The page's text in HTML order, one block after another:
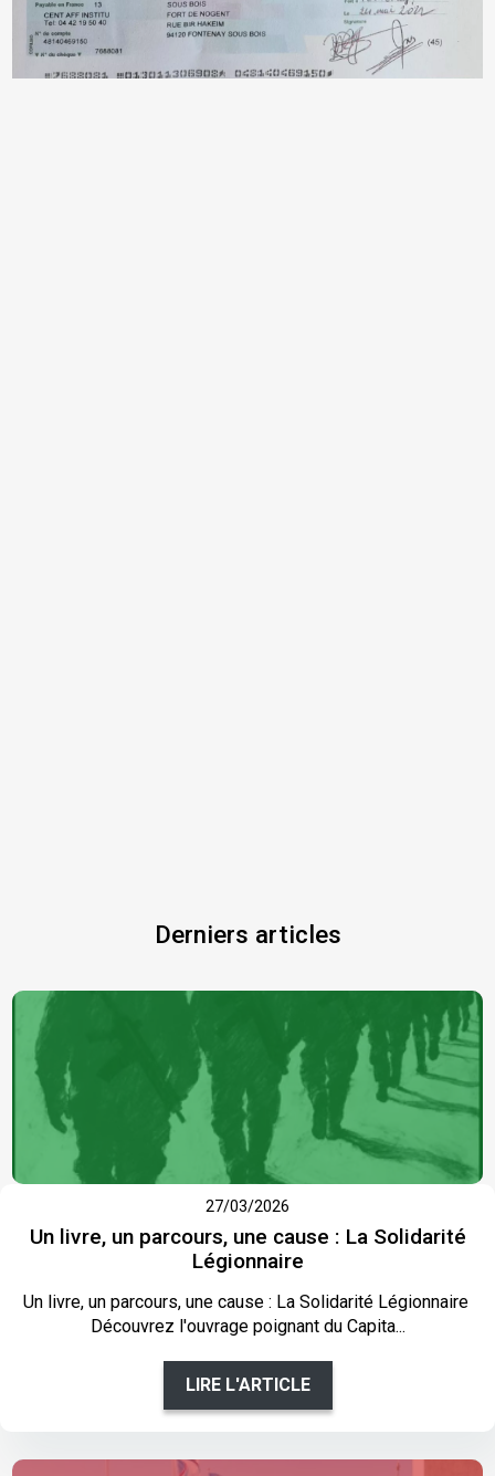
Derniers articles
27/03/2026
Un livre, un parcours, une cause : La Solidarité
Légionnaire
Un livre, un parcours, une cause : La Solidarité Légionnaire
Découvrez l'ouvrage poignant du Capita...
LIRE L'ARTICLE